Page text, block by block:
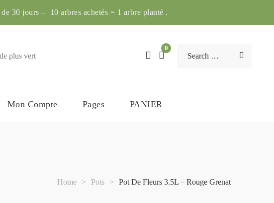
30 jours – 10 arbres achetés = 1 arbre planté .
0
Mon Compte Pages PANIER
Home > Pots > Pot De Fleurs 3.5L – Rouge Grenat